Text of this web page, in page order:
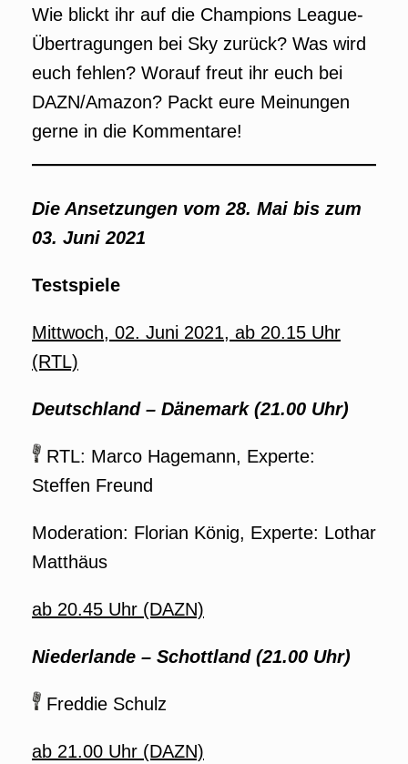
Wie blickt ihr auf die Champions League-
Übertragungen bei Sky zurück? Was wird
euch fehlen? Worauf freut ihr euch bei
DAZN/Amazon? Packt eure Meinungen
gerne in die Kommentare!
Die Ansetzungen vom 28. Mai bis zum
03. Juni 2021
Testspiele
Mittwoch, 02. Juni 2021, ab 20.15 Uhr
(RTL)
Deutschland – Dänemark (21.00 Uhr)
RTL: Marco Hagemann, Experte:
Steffen Freund
Moderation: Florian König, Experte: Lothar
Matthäus
ab 20.45 Uhr (DAZN)
Niederlande – Schottland (21.00 Uhr)
Freddie Schulz
ab 21.00 Uhr (DAZN)